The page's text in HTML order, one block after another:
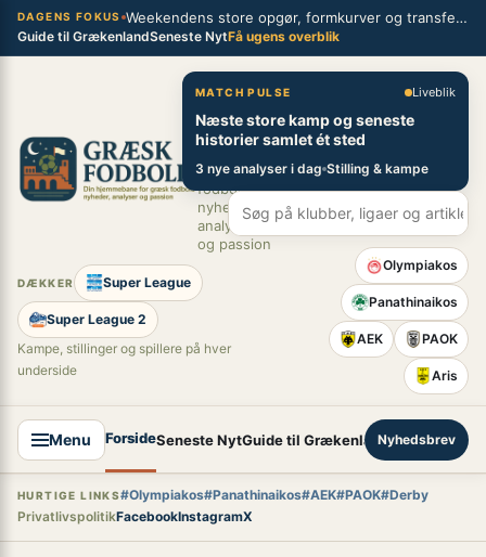
Spring
DAGENS FOKUS Weekendens store opgør, formkurver og transferblik fra græsk fodbold
Guide til GrækenlandSeneste NytFå ugens overblik
Græsk Fodbold
Din
hjemmebane
for græsk
fodbold –
nyheder,
analyser
og passion
DÆKKER Super League
Super League 2
Kampe, stillinger og spillere på hver
underside
MATCH PULSE Liveblik
Næste store kamp og seneste
historier samlet ét sted
3 nye analyser i dag Stilling & kampe
Olympiakos
Panathinaikos
AEK PAOK
Aris
Menu ForsideSeneste NytGuide til GrækenlandSuper League
Nyhedsbrev
HURTIGE LINKS#Olympiakos#Panathinaikos#AEK#PAOK#Derby
PrivatlivspolitikFacebookInstagramX